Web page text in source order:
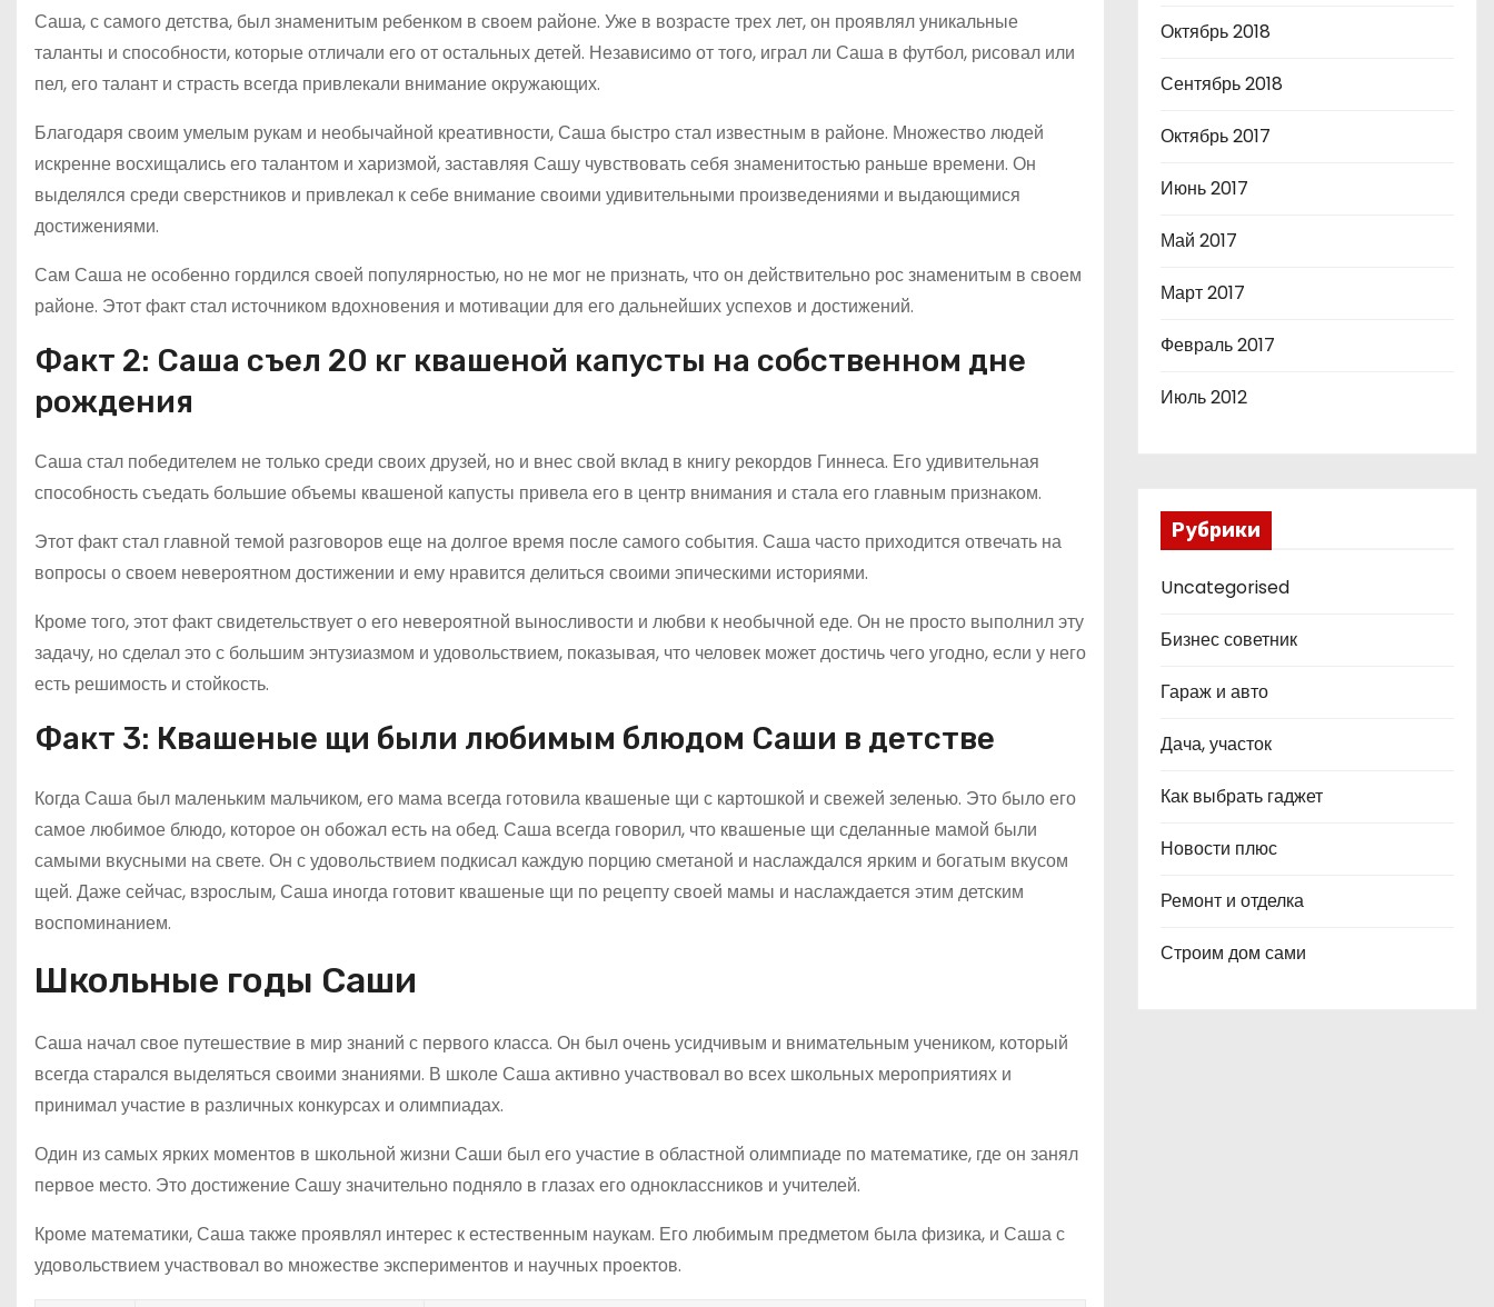
Саша, с самого детства, был знаменитым ребенком в своем районе. Уже в возрасте трех лет, он проявлял уникальные
таланты и способности, которые отличали его от остальных детей. Независимо от того, играл ли Саша в футбол, рисовал или
пел, его талант и страсть всегда привлекали внимание окружающих.
Благодаря своим умелым рукам и необычайной креативности, Саша быстро стал известным в районе. Множество людей
искренне восхищались его талантом и харизмой, заставляя Сашу чувствовать себя знаменитостью раньше времени. Он
выделялся среди сверстников и привлекал к себе внимание своими удивительными произведениями и выдающимися
достижениями.
Сам Саша не особенно гордился своей популярностью, но не мог не признать, что он действительно рос знаменитым в своем
районе. Этот факт стал источником вдохновения и мотивации для его дальнейших успехов и достижений.
Факт 2: Саша съел 20 кг квашеной капусты на собственном дне
рождения
Саша стал победителем не только среди своих друзей, но и внес свой вклад в книгу рекордов Гиннеса. Его удивительная
способность съедать большие объемы квашеной капусты привела его в центр внимания и стала его главным признаком.
Этот факт стал главной темой разговоров еще на долгое время после самого события. Саша часто приходится отвечать на
вопросы о своем невероятном достижении и ему нравится делиться своими эпическими историями.
Кроме того, этот факт свидетельствует о его невероятной выносливости и любви к необычной еде. Он не просто выполнил эту
задачу, но сделал это с большим энтузиазмом и удовольствием, показывая, что человек может достичь чего угодно, если у него
есть решимость и стойкость.
Факт 3: Квашеные щи были любимым блюдом Саши в детстве
Когда Саша был маленьким мальчиком, его мама всегда готовила квашеные щи с картошкой и свежей зеленью. Это было его
самое любимое блюдо, которое он обожал есть на обед. Саша всегда говорил, что квашеные щи сделанные мамой были
самыми вкусными на свете. Он с удовольствием подкисал каждую порцию сметаной и наслаждался ярким и богатым вкусом
щей. Даже сейчас, взрослым, Саша иногда готовит квашеные щи по рецепту своей мамы и наслаждается этим детским
воспоминанием.
Школьные годы Саши
Саша начал свое путешествие в мир знаний с первого класса. Он был очень усидчивым и внимательным учеником, который
всегда старался выделяться своими знаниями. В школе Саша активно участвовал во всех школьных мероприятиях и
принимал участие в различных конкурсах и олимпиадах.
Один из самых ярких моментов в школьной жизни Саши был его участие в областной олимпиаде по математике, где он занял
первое место. Это достижение Сашу значительно подняло в глазах его одноклассников и учителей.
Кроме математики, Саша также проявлял интерес к естественным наукам. Его любимым предметом была физика, и Саша с
удовольствием участвовал во множестве экспериментов и научных проектов.
Октябрь 2018
Сентябрь 2018
Октябрь 2017
Июнь 2017
Май 2017
Март 2017
Февраль 2017
Июль 2012
Рубрики
Uncategorised
Бизнес советник
Гараж и авто
Дача, участок
Как выбрать гаджет
Новости плюс
Ремонт и отделка
Строим дом сами